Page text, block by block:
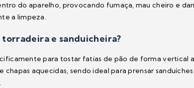
do aparelho, provocando fumaça, mau cheiro e
a limpeza.
e sanduicheira?
para tostar fatias de pão de forma vertical
aquecidas, sendo ideal para prensar